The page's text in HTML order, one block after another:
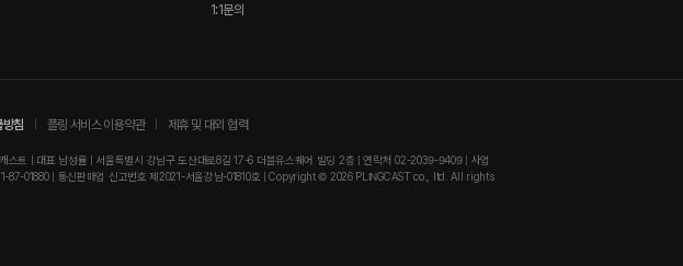
1:1문의
방침 플링 서비스 이용약관 제휴 및 대외 협력
스트 | 대표 남성률 | 서울특별시 강남구 도산대로8길 17-6 더블유스퀘어 빌딩 2층 | 연락처 02-2039-9409 | 사업
87-01880 | 통신판매업 신고번호 제2021-서울강남-01810호 | Copyright © 2026 PLINGCAST co., ltd. All rights